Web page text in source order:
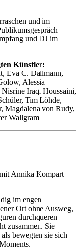
und im
und DJ im
Künstler:
Eva C. Dallmann,
Alessia
Iraqi Houssaini,
Tim Löhde,
Magdalena von Rudy,
Wallgram
Annika Kompart
im engen
Ort ohne Ausweg,
durchqueren
zusammen. Sie
bewegten sie sich